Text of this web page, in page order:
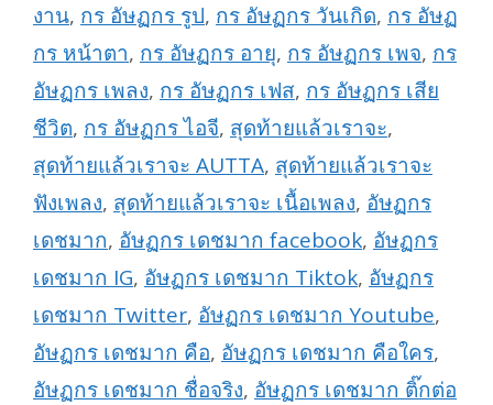
งาน, กร อัษฏกร รูป, กร อัษฏกร วันเกิด, กร อัษฏ
กร หน้าตา, กร อัษฏกร อายุ, กร อัษฏกร เพจ, กร
อัษฏกร เพลง, กร อัษฏกร เฟส, กร อัษฏกร เสีย
ชีวิต, กร อัษฏกร ไอจี, สุดท้ายแล้วเราจะ,
สุดท้ายแล้วเราจะ AUTTA, สุดท้ายแล้วเราจะ
ฟังเพลง, สุดท้ายแล้วเราจะ เนื้อเพลง, อัษฏกร
เดชมาก, อัษฏกร เดชมาก facebook, อัษฏกร
เดชมาก IG, อัษฏกร เดชมาก Tiktok, อัษฏกร
เดชมาก Twitter, อัษฏกร เดชมาก Youtube,
อัษฏกร เดชมาก คือ, อัษฏกร เดชมาก คือใคร,
อัษฏกร เดชมาก ชื่อจริง, อัษฏกร เดชมาก ติ๊กต่อ